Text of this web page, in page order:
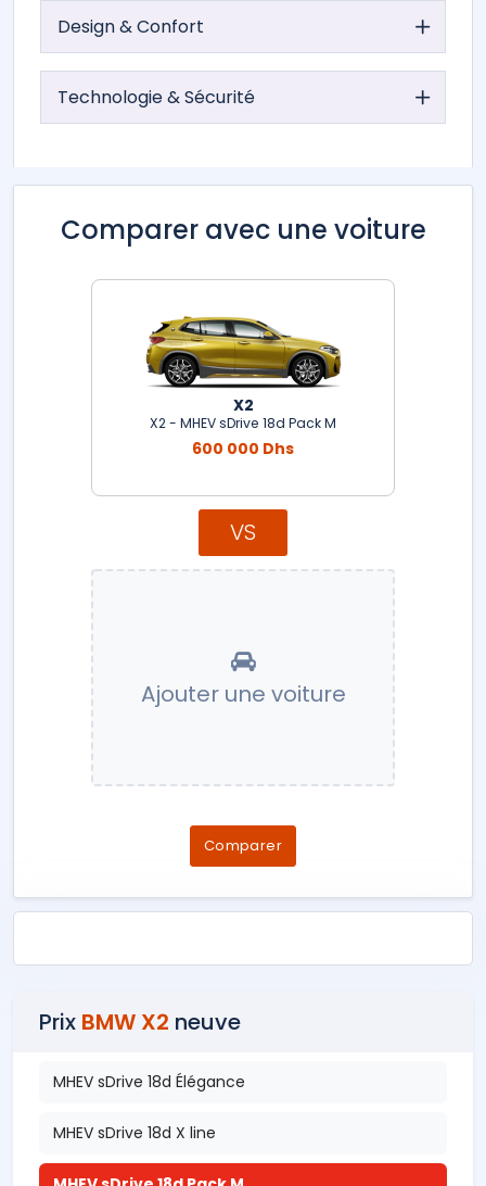
Design & Confort
Technologie & Sécurité
Comparer avec une voiture
X2
X2 - MHEV sDrive 18d Pack M
600 000 Dhs
VS
Ajouter une voiture
Comparer
Prix BMW X2 neuve
MHEV sDrive 18d Élégance
MHEV sDrive 18d X line